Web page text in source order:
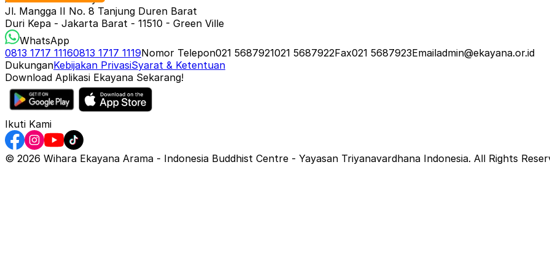
Indonesia Buddhist Centre
𝗠𝗶𝗻𝗴𝗴𝘂, 𝟭𝟲 𝗔𝗴𝘂𝘀𝘁𝘂𝘀 𝟮𝟬𝟮𝟲
08.00 – 09.30 WIB: 地藏經 (Dì Zàng Jīng) & 上供 (Shàng Gòng)
19.00 – 20.30 WIB: 地藏經 & 蒙山 (Dì Zàng Jīng & Méng Shān)
𝗧𝗮𝗻𝗴𝗴𝗮𝗹 𝟭𝟳 𝘀.𝗱 𝟮𝟭 𝗔𝗴𝘂𝘀𝘁𝘂𝘀 𝟮𝟬𝟮𝟲
19.00 – 20.30 WIB: 地藏經 & 蒙山 (Dì Zàng Jīng & Méng Shān)
𝗦𝗮𝗯𝘁𝘂, 𝟮𝟮 𝗔𝗴𝘂𝘀𝘁𝘂𝘀 𝟮𝟬𝟮𝟲
17.00 - 18.00 WIB: 地藏經 (Dì Zàng Jīng)
19.00 – 20.30 WIB: 地藏經 & 蒙山 (Dì Zàng Jīng & Méng Shān)
𝗠𝗶𝗻𝗴𝗴𝘂, 𝟮𝟯 𝗔𝗴𝘂𝘀𝘁𝘂𝘀 𝟮𝟬𝟮𝟲
Jl. Mangga II No. 8 Tanjung Duren Barat
Duri Kepa - Jakarta Barat - 11510 - Green Ville
WhatsApp
0813 1717 11160813 1717 1119Nomor Telepon021 5687921021 5687922Fax021 5687923Emailadmin@ekayana.or.id
DukunganKebijakan PrivasiSyarat & Ketentuan
Download Aplikasi Ekayana Sekarang!
Ikuti Kami
© 2026 Wihara Ekayana Arama - Indonesia Buddhist Centre - Yayasan Triyanavardhana Indonesia. All Rights